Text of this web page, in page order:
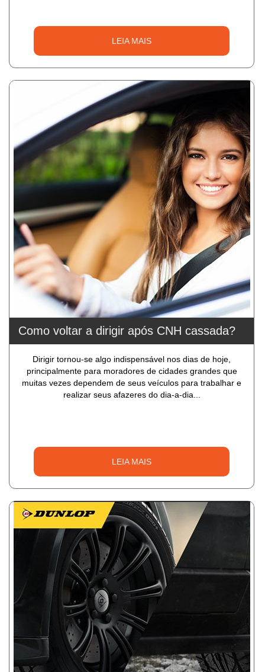
LEIA MAIS
Como voltar a dirigir após CNH cassada?
Dirigir tornou-se algo indispensável nos dias de hoje,
principalmente para moradores de cidades grandes que
muitas vezes dependem de seus veículos para trabalhar e
realizar seus afazeres do dia-a-dia...
LEIA MAIS